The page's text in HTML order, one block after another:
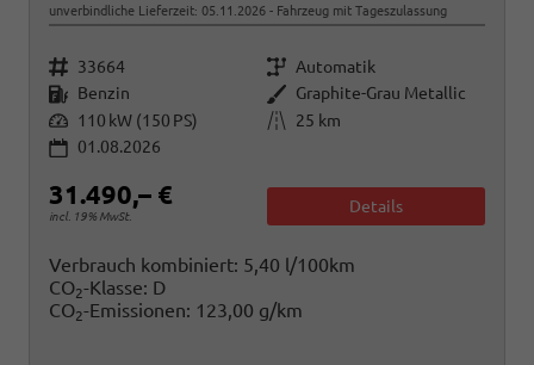
unverbindliche Lieferzeit: 05.11.2026 Fahrzeug mit Tageszulassung
Fahrzeugnr. 33664 Getriebe Automatik
Kraftstoff Benzin Außenfarbe Graphite-Grau Metallic
Leistung 110 kW (150 PS) Kilometerstand
25 km
01.08.2026
31.490,– €
incl. 19% MwSt.
Details
Verbrauch kombiniert: 5,40 l/100km
CO2-Klasse: D
CO2-Emissionen: 123,00 g/km